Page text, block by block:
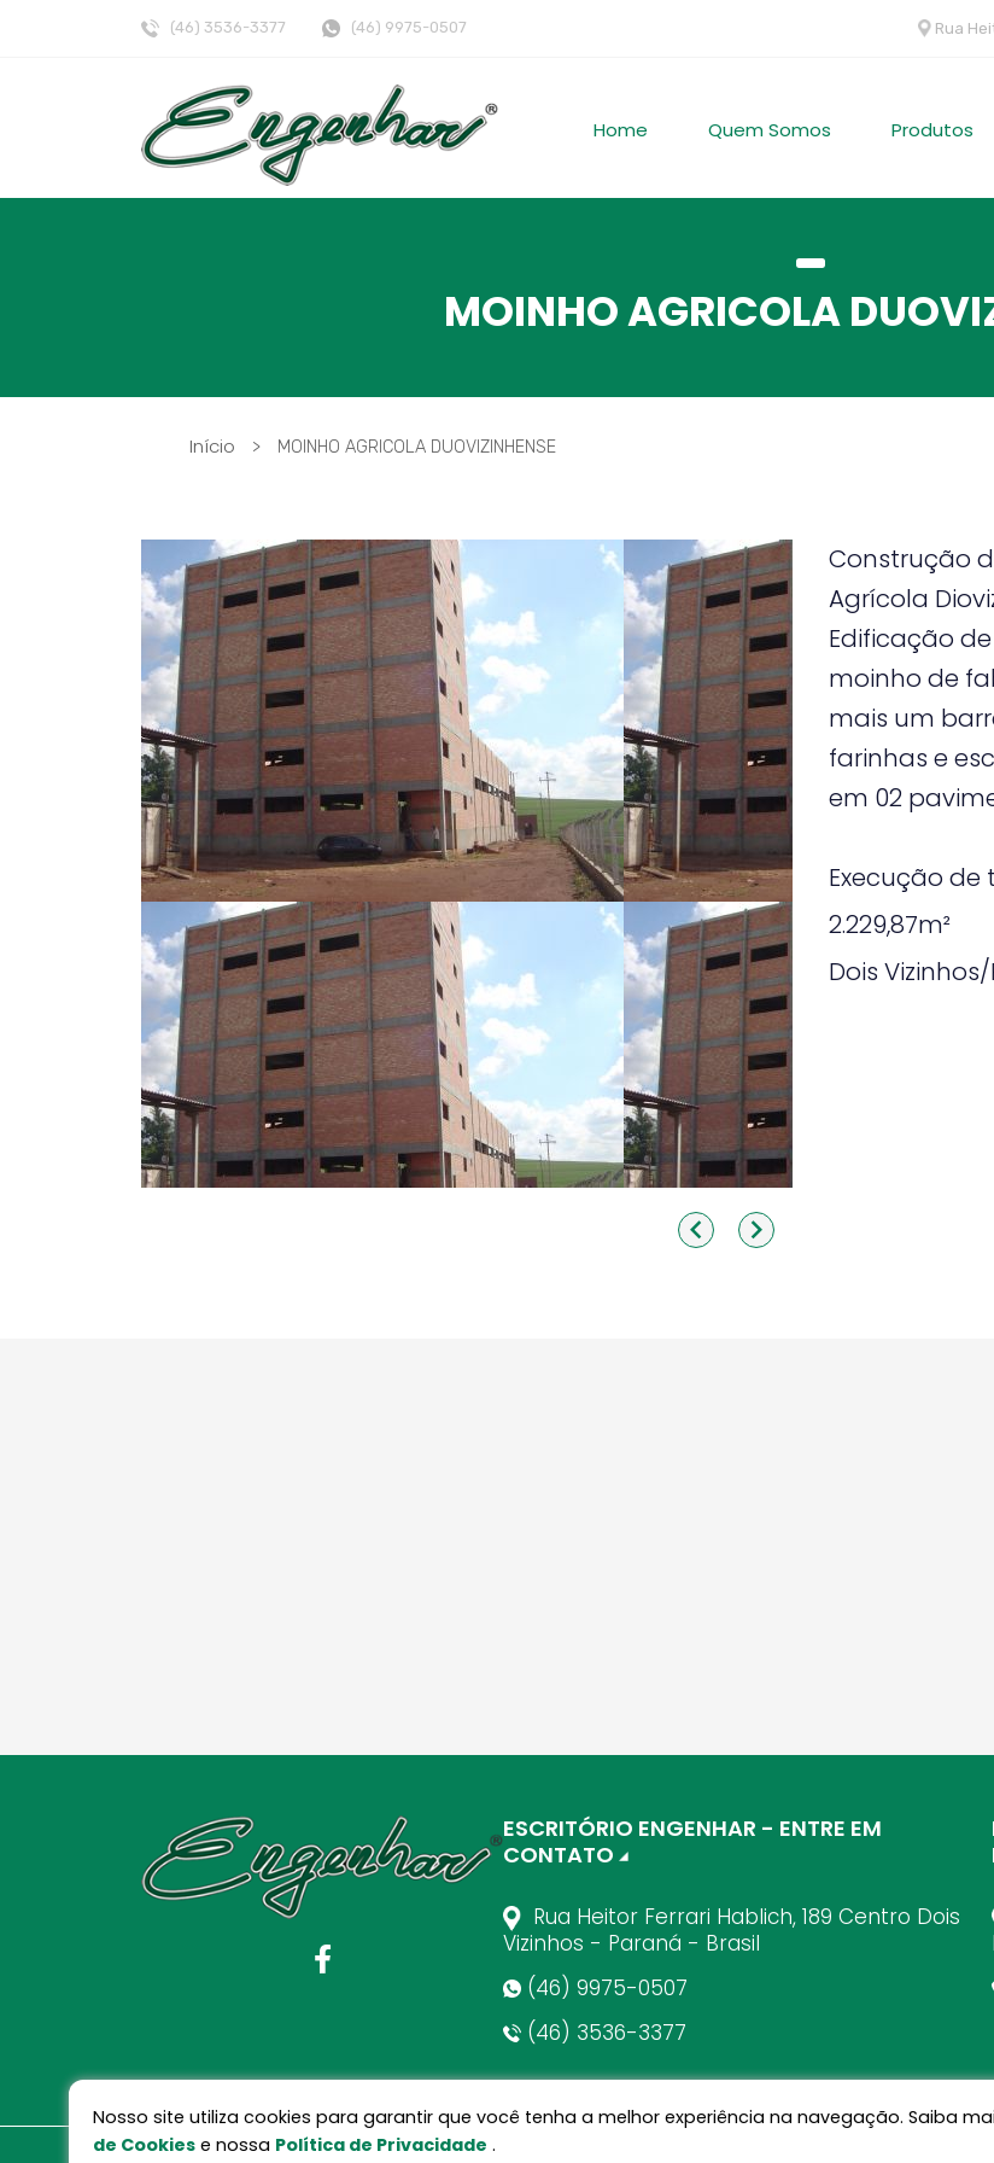
(46) 3536-3377 (46) 9975-0507 Rua
Home Quem Somos Produtos
MOINHO AGRICOLA
Início > MOINHO AGRICOLA DUOVIZINHENSE
Construção
Agrícola
Edificação
moinho de
mais um
farinhas e
em 02
Execução de
2.229,87m²
Dois Vizinhos/
ESCRITÓRIO ENGENHAR - ENTRE EM
CONTATO
Rua Heitor Ferrari Hablich, 189 Centro Dois
Vizinhos - Paraná - Brasil
(46) 9975-0507
(46) 3536-3377
Nosso site utiliza cookies para garantir que você tenha a melhor experiência na navegação. Saiba
de Cookies e nossa Política de Privacidade .